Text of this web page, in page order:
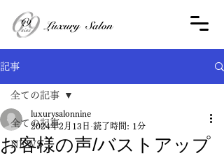
記事
全ての記事
NEWS
全ての記事
お客様の声/バストアップ
luxurysalonnine
2024年2月13日 読了時間: 1分